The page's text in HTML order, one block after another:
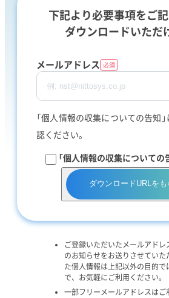
下記より必要事項をご記
ダウンロードいただ
メールアドレス 必須
「個人情報の収集についての告知」
認ください。
「個人情報の収集についての
ダウンロードURLをも
ご登録いただいたメールアド
のお知らせをお送りさせていた
た個人情報は上記以外の目的で
で、お気軽にご利用ください。
一部フリーメールアドレスはご